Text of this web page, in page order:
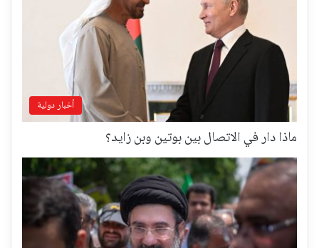
أخبار دولية
ماذا دار في الاتصال بين بوتين وبن زايد؟